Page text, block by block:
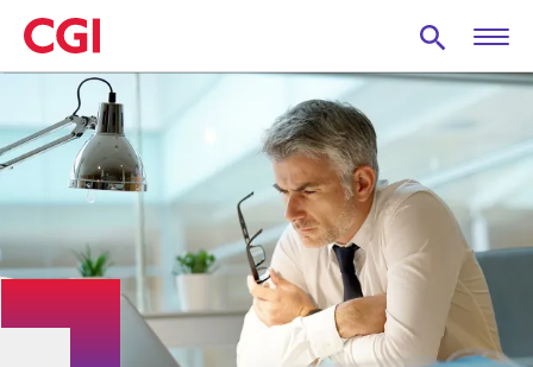
Skip
to
main
content